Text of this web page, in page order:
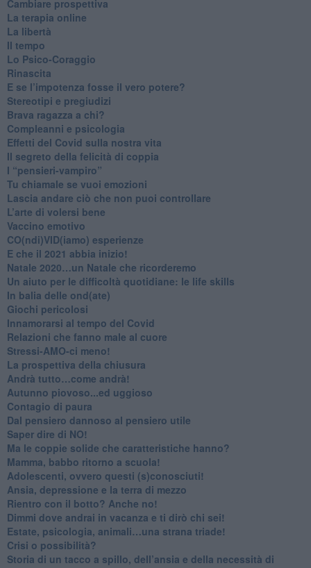
​Cambiare prospettiva
La terapia online
La libertà
​Il tempo
​Lo Psico-Coraggio
Rinascita
​E se l’impotenza fosse il vero potere?
Stereotipi e pregiudizi
​Brava ragazza a chi?
​Compleanni e psicologia
Effetti del Covid sulla nostra vita
Il segreto della felicità di coppia
​I “pensieri-vampiro”
​Tu chiamale se vuoi emozioni
​Lascia andare ciò che non puoi controllare
L’arte di volersi bene
​Vaccino emotivo
CO(ndi)VID(iamo) esperienze
​E che il 2021 abbia inizio!
​Natale 2020…un Natale che ricorderemo
Un aiuto per le difficoltà quotidiane: le life skills
​In balia delle ond(ate)
Giochi pericolosi
Innamorarsi al tempo del Covid
​Relazioni che fanno male al cuore
​Stressi-AMO-ci meno!
​La prospettiva della chiusura
​Andrà tutto…come andrà!
Autunno piovoso...ed uggioso
​Contagio di paura
​Dal pensiero dannoso al pensiero utile
​Saper dire di NO!
​Ma le coppie solide che caratteristiche hanno?
​Mamma, babbo ritorno a scuola!
Adolescenti, ovvero questi (s)conosciuti!
Ansia, depressione e la terra di mezzo
​Rientro con il botto? Anche no!
Dimmi dove andrai in vacanza e ti dirò chi sei!
​Estate, psicologia, animali…una strana triade!
​Crisi o possibilità?
​Storia di un tacco a spillo, dell’ansia e della necessità di